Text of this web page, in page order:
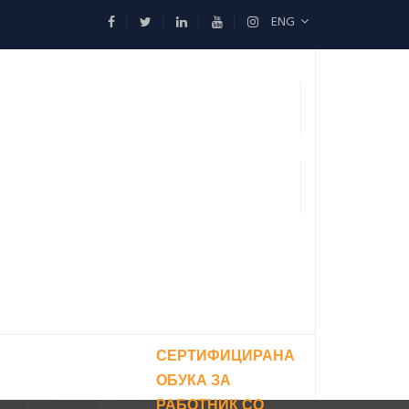
ENG
СЕРТИФИЦИРАНА
ОБУКА ЗА